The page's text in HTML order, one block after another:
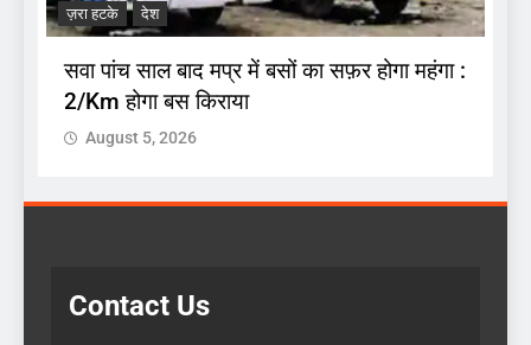
ज़रा हटके देश
सवा पांच साल बाद मप्र में बसों का सफ़र होगा महंगा :
2/Km होगा बस किराया
August 5, 2026
Contact Us